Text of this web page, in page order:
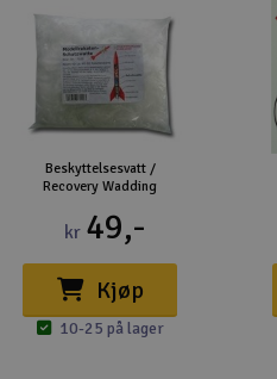
Beskyttelsesvatt /
Recovery Wadding
kr 49,-
Kjøp
10-25 på lager